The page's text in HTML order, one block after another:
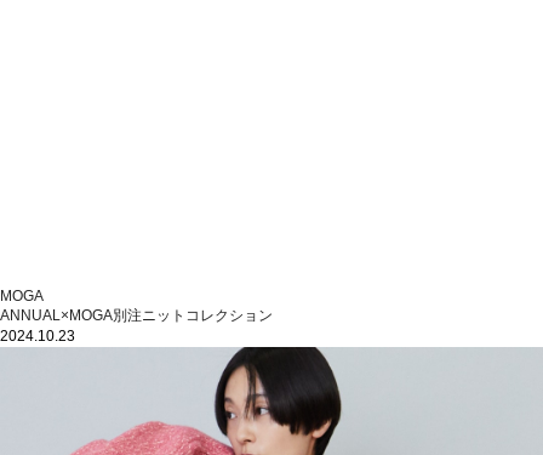
MOGA
ANNUAL×MOGA別注ニットコレクション
2024.10.23